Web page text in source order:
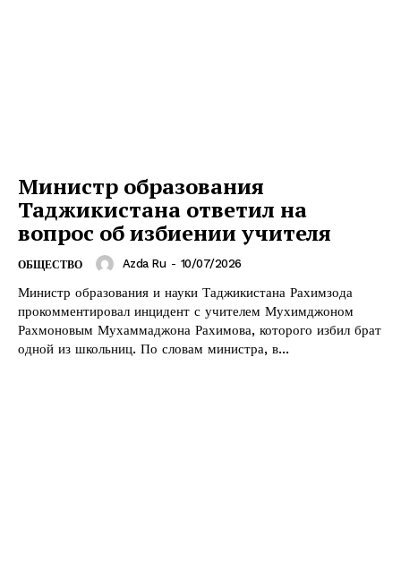
Министр образования
Таджикистана ответил на
вопрос об избиении учителя
ОБЩЕСТВО Azda Ru - 10/07/2026
Министр образования и науки Таджикистана Рахимзода
прокомментировал инцидент с учителем Мухимджоном
Рахмоновым Мухаммаджона Рахимова, которого избил брат
одной из школьниц. По словам министра, в...